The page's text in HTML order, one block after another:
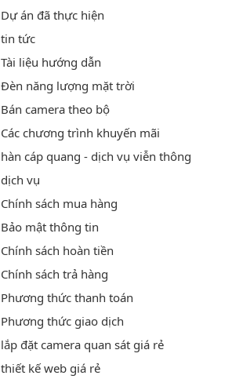
Dự án đã thực hiện
tin tức
Tài liệu hướng dẫn
Đèn năng lượng mặt trời
Bán camera theo bộ
Các chương trình khuyến mãi
hàn cáp quang - dịch vụ viễn thông
dịch vụ
Chính sách mua hàng
Bảo mật thông tin
Chính sách hoàn tiền
Chính sách trả hàng
Phương thức thanh toán
Phương thức giao dịch
lắp đặt camera quan sát giá rẻ
thiết kế web giá rẻ